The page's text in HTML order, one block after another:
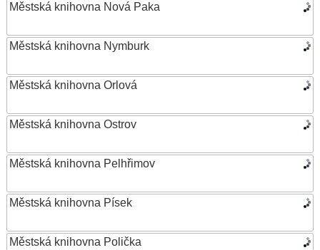
Městská knihovna Nová Paka
Městská knihovna Nymburk
Městská knihovna Orlová
Městská knihovna Ostrov
Městská knihovna Pelhřimov
Městská knihovna Písek
Městská knihovna Polička